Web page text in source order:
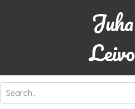
Juha
Leivo
SKIP